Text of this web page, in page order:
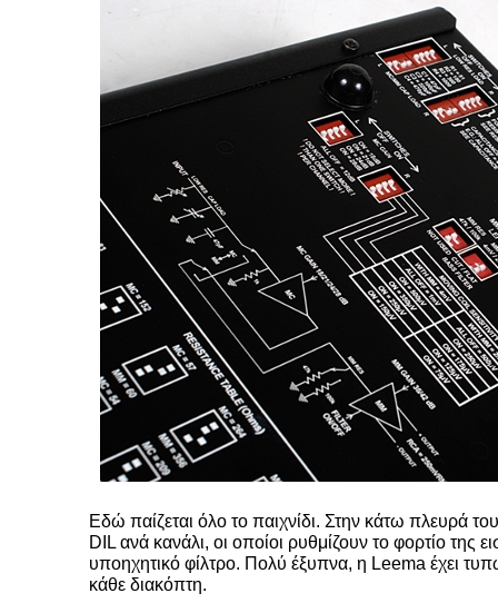
Εδώ παίζεται όλο το παιχνίδι. Στην κάτω πλευρά
DIL ανά κανάλι, οι οποίοι ρυθμίζουν το φορτίο της
υποηχητικό φίλτρο. Πολύ έξυπνα, η Leema έχει
κάθε διακόπτη.